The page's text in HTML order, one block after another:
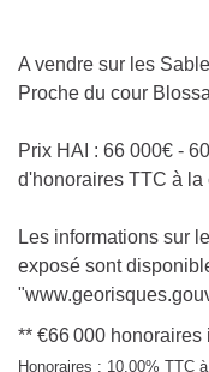
A vendre sur les
Proche du cour
Prix HAI : 66 000€ -
% d'honoraires TTC
Les informations sur
exposé sont
** €66 000
Honoraires : 10.00% TTC